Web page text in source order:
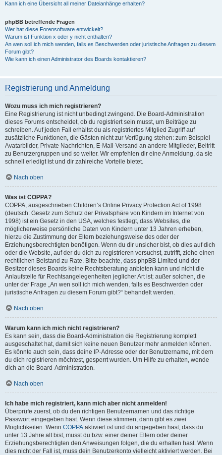
Kann ich eine Übersicht all meiner Dateianhänge erhalten?
phpBB betreffende Fragen
Wer hat diese Forensoftware entwickelt?
Warum ist Funktion x oder y nicht enthalten?
An wen soll ich mich wenden, falls es Beschwerden oder juristische Anfragen zu diesem
Forum gibt?
Wie kann ich einen Administrator des Boards kontaktieren?
Registrierung und Anmeldung
Wozu muss ich mich registrieren?
Eine Registrierung ist nicht unbedingt zwingend. Die Board-Administration
dieses Forums entscheidet, ob du registriert sein musst, um Beiträge zu
schreiben. Auf jeden Fall erhältst du als registriertes Mitglied Zugriff auf
zusätzliche Funktionen, die Gästen nicht zur Verfügung stehen: zum Beispiel
Avatarbilder, Private Nachrichten, E-Mail-Versand an andere Mitglieder, Beitritt
zu Benutzergruppen und so weiter. Wir empfehlen dir eine Anmeldung, da sie
schnell erledigt ist und dir zahlreiche Vorteile bietet.
Nach oben
Was ist COPPA?
COPPA, ausgeschrieben Children’s Online Privacy Protection Act of 1998
(deutsch: Gesetz zum Schutz der Privatsphäre von Kindern im Internet von
1998) ist ein Gesetz in den USA, welches festlegt, dass Websites, die
möglicherweise persönliche Daten von Kindern unter 13 Jahren erheben,
hierzu die Zustimmung der Eltern beziehungsweise des oder der
Erziehungsberechtigten benötigen. Wenn du dir unsicher bist, ob dies auf dich
oder die Website, auf der du dich zu registrieren versuchst, zutrifft, ziehe einen
rechtlichen Beistand zu Rate. Bitte beachte, dass phpBB Limited und der
Besitzer dieses Boards keine Rechtsberatung anbieten kann und nicht die
Anlaufstelle für Rechtsangelegenheiten jeglicher Art ist; außer solchen, die
unter der Frage „An wen soll ich mich wenden, falls es Beschwerden oder
juristische Anfragen zu diesem Forum gibt?“ behandelt werden.
Nach oben
Warum kann ich mich nicht registrieren?
Es kann sein, dass die Board-Administration die Registrierung komplett
ausgeschaltet hat, damit sich keine neuen Benutzer mehr anmelden können.
Es könnte auch sein, dass deine IP-Adresse oder der Benutzername, mit dem
du dich registrieren möchtest, gesperrt wurden. Um Hilfe zu erhalten, wende
dich an die Board-Administration.
Nach oben
Ich habe mich registriert, kann mich aber nicht anmelden!
Überprüfe zuerst, ob du den richtigen Benutzernamen und das richtige
Passwort eingegeben hast. Wenn diese stimmen, dann gibt es zwei
Möglichkeiten. Wenn COPPA aktiviert ist und du angegeben hast, dass du
unter 13 Jahre alt bist, musst du bzw. einer deiner Eltern oder deiner
Erziehungsberechtigten den Anweisungen folgen, die du erhalten hast. Wenn
dies nicht der Fall ist, muss dein Benutzerkonto vielleicht aktiviert werden. Bei